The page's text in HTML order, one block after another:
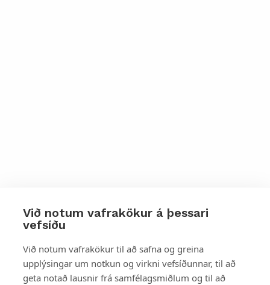
Við notum vafrakökur á þessari
vefsíðu
Við notum vafrakökur til að safna og greina
upplýsingar um notkun og virkni vefsíðunnar, til að
geta notað lausnir frá samfélagsmiðlum og til að
Styttu þér leið
Mest skoðað